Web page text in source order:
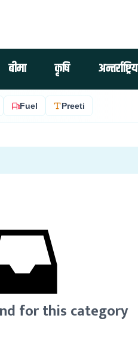
बीमा कृषि अन्तर्राष्ट्रिय
Fuel Preeti
for this category